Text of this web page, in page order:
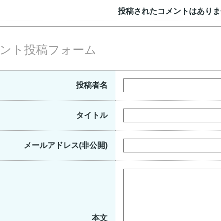
投稿されたコメントはあり
ト投稿フォーム
投稿者名
タイトル
メールアドレス(非公開)
本文